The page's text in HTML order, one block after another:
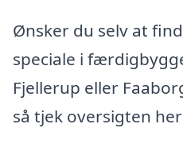
Ønsker du selv at
speciale i
Fjellerup eller
så tjek oversigten